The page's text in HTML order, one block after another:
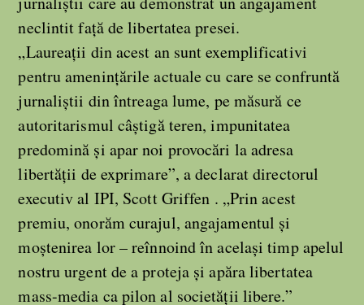
neclintit față de libertatea presei.
„Laureații din acest an sunt exemplificativi
pentru amenințările actuale cu care se confruntă
jurnaliștii din întreaga lume, pe măsură ce
autoritarismul câștigă teren, impunitatea
predomină și apar noi provocări la adresa
libertății de exprimare”, a declarat directorul
executiv al IPI, Scott Griffen . „Prin acest
premiu, onorăm curajul, angajamentul și
moștenirea lor – reînnoind în același timp apelul
nostru urgent de a proteja și apăra libertatea
mass-media ca pilon al societății libere.”